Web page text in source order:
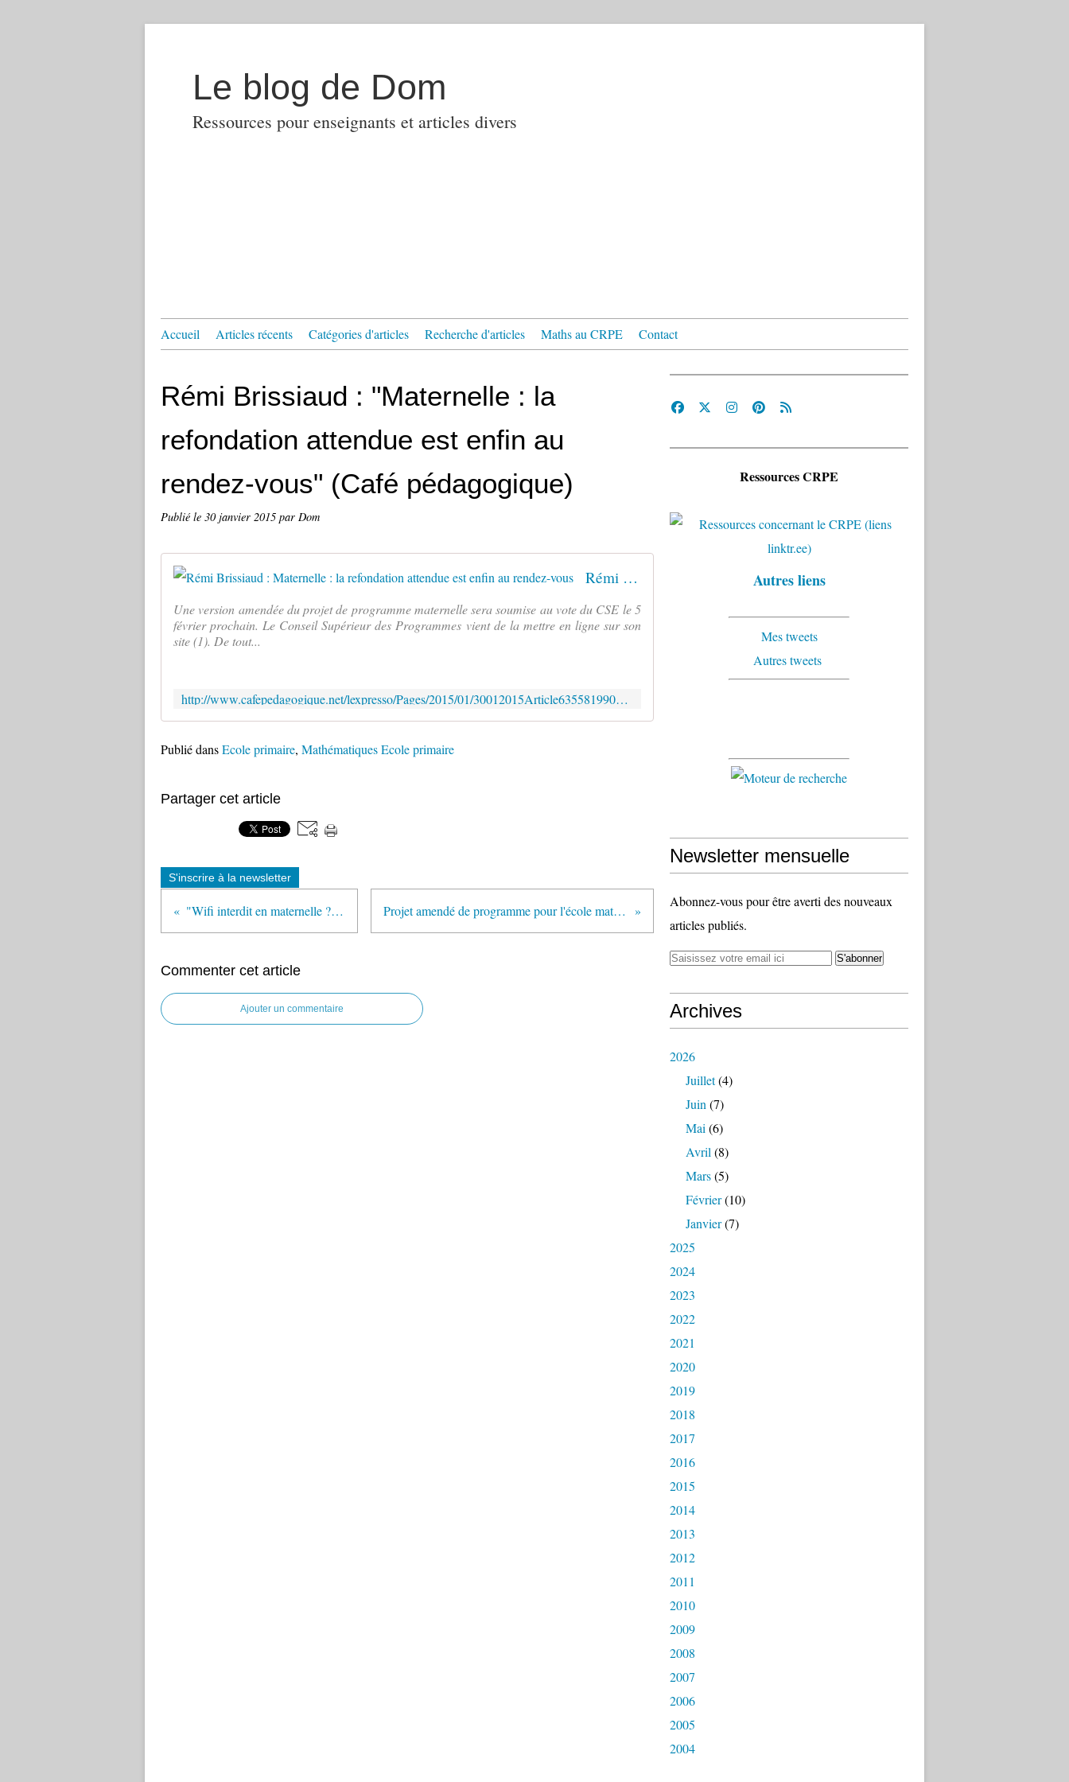
Le blog de Dom
Ressources pour enseignants et articles divers
Accueil Articles récents Catégories d'articles Recherche d'articles Maths au CRPE Contact
Rémi Brissiaud : "Maternelle : la
refondation attendue est enfin au
rendez-vous" (Café pédagogique)
Publié le 30 janvier 2015 par Dom
Rémi Brissiaud : Maternelle : la refondation attendue est enfin au rendez-vous
Une version amendée du projet de programme maternelle sera soumise au vote du CSE le 5
février prochain. Le Conseil Supérieur des Programmes vient de la mettre en ligne sur son
site (1). De tout...
http://www.cafepedagogique.net/lexpresso/Pages/2015/01/30012015Article635581990193425523.aspx
Publié dansEcole primaire, Mathématiques Ecole primaire
Partager cet article
S'inscrire à la newsletter
"Wifi interdit en maternelle ?" (Café pédagogique) Projet amendé de programme pour l'école maternelle (CSP - 22 janvier 2015)
Commenter cet article
Ajouter un commentaire
Ressources CRPE
Autres liens
Mes tweets
Autres tweets
Newsletter mensuelle
Abonnez-vous pour être averti des nouveaux
articles publiés.
Archives
2026
Juillet(4)
Juin (7)
Mai (6)
Avril (8)
Mars(5)
Février(10)
Janvier(7)
2025
2024
2023
2022
2021
2020
2019
2018
2017
2016
2015
2014
2013
2012
2011
2010
2009
2008
2007
2006
2005
2004